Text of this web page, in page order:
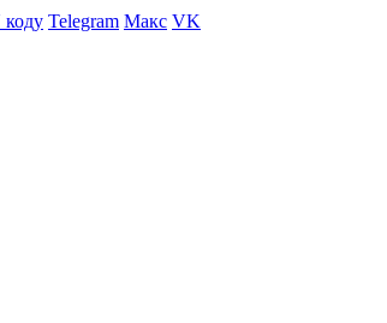
коду Telegram Макс VK